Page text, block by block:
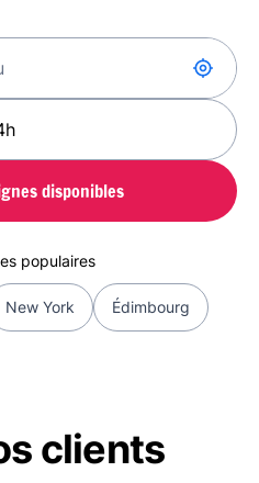
disponibles
populaires
New York Édimbourg
clients